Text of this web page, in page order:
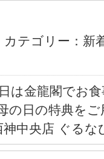
テゴリー： 新
は金龍閣でお
の日の特典を
中央店 ぐるな